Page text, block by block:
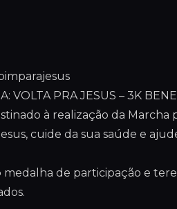
VOLTA PRA JESUS – 3K
à realização da Marcha
cuide da sua saúde e
medalha de participação e